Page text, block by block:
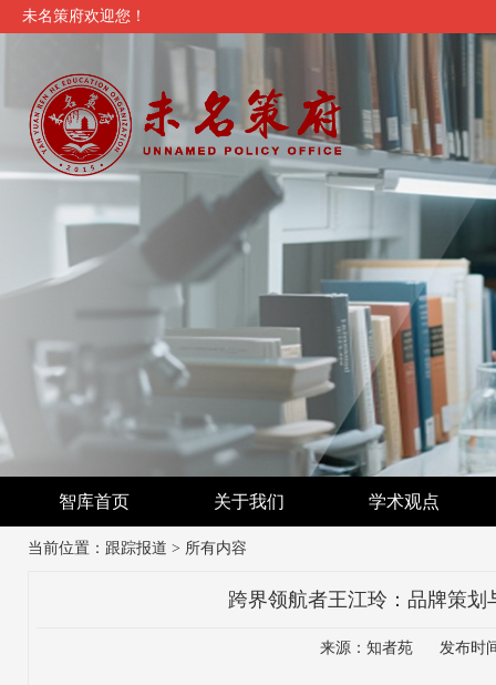
未名策府欢迎您！
智库首页 关于我们 学术观点
当前位置： 跟踪报道 > 所有内容
跨界领航者王江玲：品牌策
来源：知者苑 发布时